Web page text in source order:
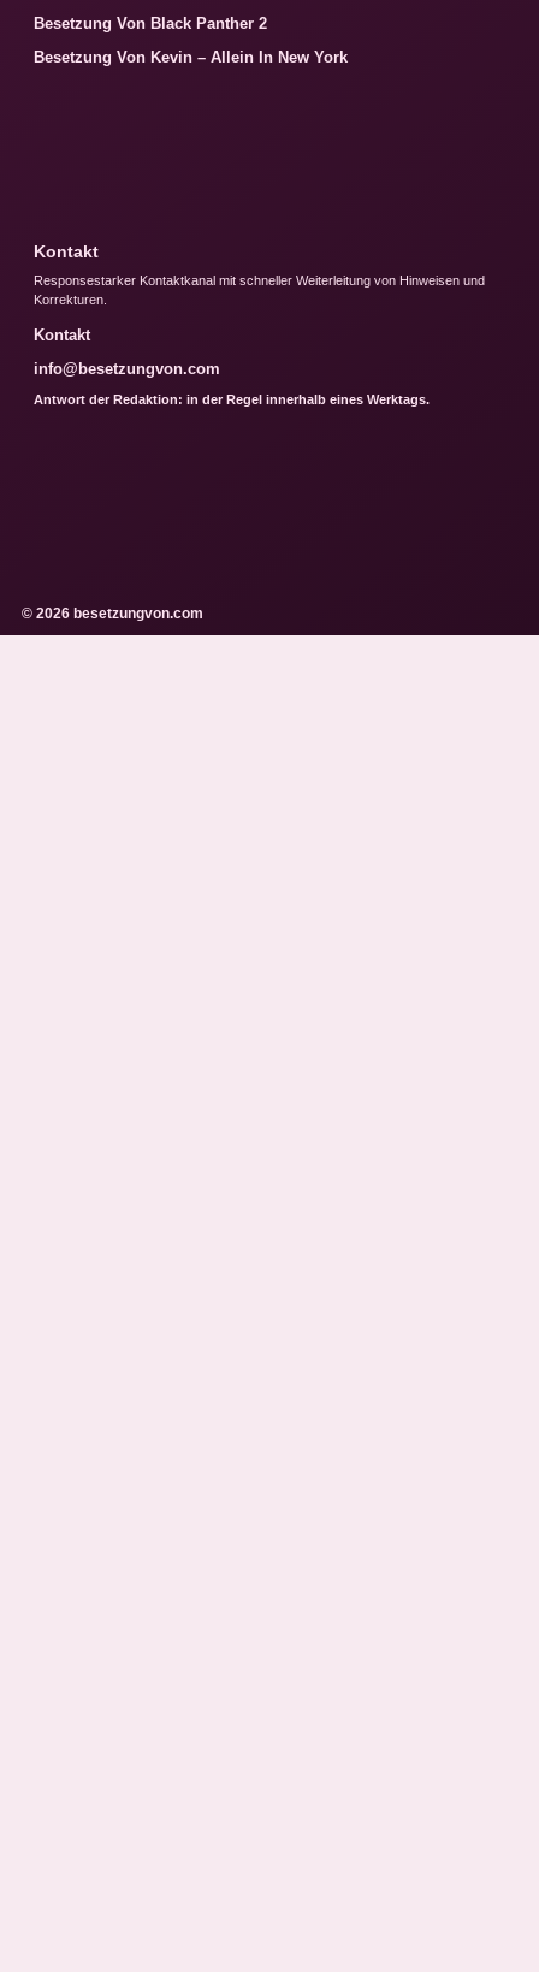
Besetzung Von Black Panther 2
Besetzung Von Kevin – Allein In New York
Kontakt
Responsestarker Kontaktkanal mit schneller Weiterleitung von Hinweisen und
Korrekturen.
Kontakt
info@besetzungvon.com
Antwort der Redaktion: in der Regel innerhalb eines Werktags.
© 2026 besetzungvon.com